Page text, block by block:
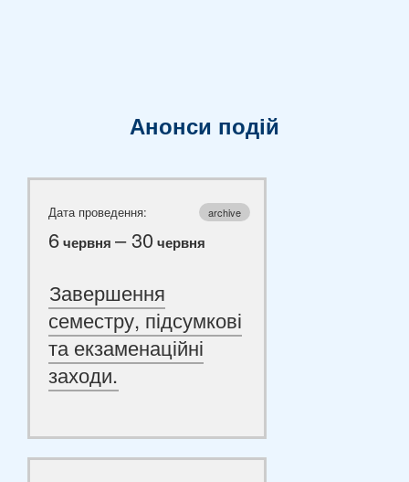
Анонси подій
archive
Дата проведення:
6червня – 30 червня
Завершення
семестру, підсумкові
та екзаменаційні
заходи.